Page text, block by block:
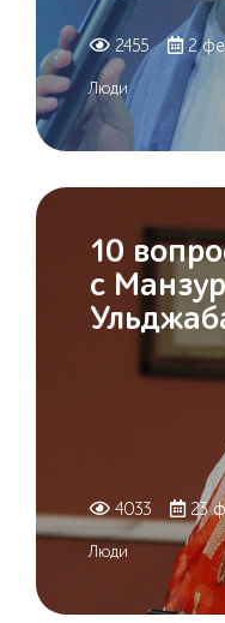
2455 2
Люди
10
с
4033 23
Люди